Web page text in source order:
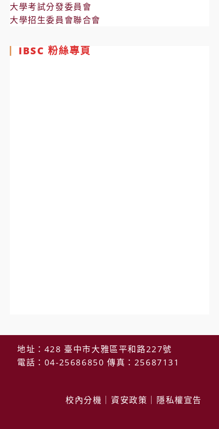
大學考試分發委員會
大學招生委員會聯合會
IBSC 粉絲專頁
地址：428 臺中市大雅區平和路227號
電話：04-25686850 傳真：25687131
校內分機 資安政策 隱私權宣告